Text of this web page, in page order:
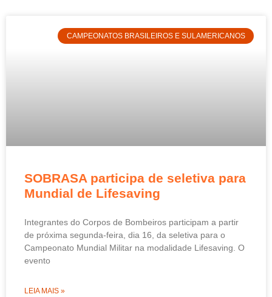
CAMPEONATOS BRASILEIROS E SULAMERICANOS
SOBRASA participa de seletiva para
Mundial de Lifesaving
Integrantes do Corpos de Bombeiros participam a partir
de próxima segunda-feira, dia 16, da seletiva para o
Campeonato Mundial Militar na modalidade Lifesaving. O
evento
LEIA MAIS »